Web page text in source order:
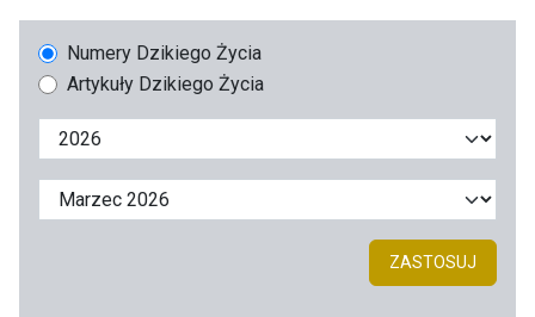
Numery Dzikiego Życia
Artykuły Dzikiego Życia
ZASTOSUJ